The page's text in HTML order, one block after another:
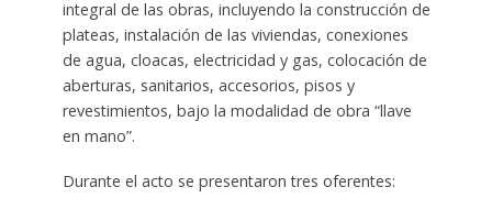
integral de las obras, incluyendo la construcción de
plateas, instalación de las viviendas, conexiones
de agua, cloacas, electricidad y gas, colocación de
aberturas, sanitarios, accesorios, pisos y
revestimientos, bajo la modalidad de obra “llave
en mano”.
Durante el acto se presentaron tres oferentes: